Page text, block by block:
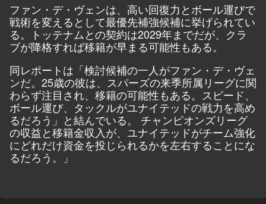
ファン・デ・ヴェンは、高い回復力とボール運びで
戦術を変えるとして最優先補強候補に挙げられてい
る。トッテナムとの契約は2029年までだが、クラ
ブが降格すれば移籍が早まる可能性もある。
同レポートは「検討候補の一人がファン・デ・ヴェ
ンだ。25歳の彼は、スパーズの来季所属リーグに関
わらず注目され、移籍の可能性もある。スピード、
ボール運び、タックルがユナイテッドの戦力を高め
るだろう」と結んでいる。 チャンピオンズリーグ
の収益と移籍金収入が、ユナイテッドがチーム強化
にどれだけ資金を投じられるかを左右することにな
るだろう。」